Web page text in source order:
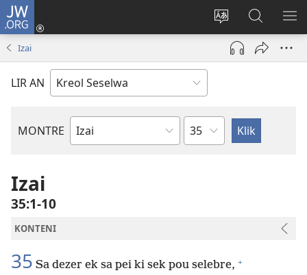
JW.ORG
Sanz
langaz
sa
Log
(opens
window)
Rode
JW.ORG
Izai
LIR AN
MONTRE
Liv
Sapit
Izai
35:1-10
KONTENI
35 Sa dezer ek sa pei ki sek pou selebre, +